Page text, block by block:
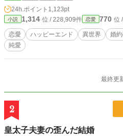
24h.ポイント 1,123pt
小説 1,314 位 / 228,909件 恋愛 770 位
恋愛 ハッピーエンド 異世界 婚
純愛
最終更
2
皇太子夫妻の歪んだ結婚